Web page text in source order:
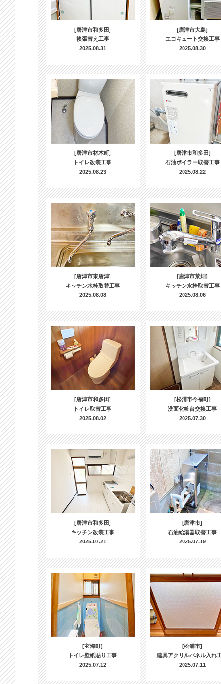
[唐津市和多田]
襖張替え工事
2025.08.31
[唐津市大島]
エコキュート交換工事
2025.08.30
[唐津市材木町]
トイレ改装工事
2025.08.23
[唐津市和多田]
石油ボイラー取替工事
2025.08.22
[唐津市東唐津]
キッチン水栓取替工事
2025.08.08
[唐津市菜畑]
キッチン水栓取替工事
2025.08.06
[唐津市和多田]
トイレ取替工事
2025.08.02
[松浦市今福町]
洗面化粧台交換工事
2025.07.30
[唐津市和多田]
キッチン改装工事
2025.07.21
[唐津市]
石油給湯器取替工事
2025.07.19
[玄海町]
トイレ壁紙貼り工事
2025.07.12
[松浦市]
建具アクリルパネル入れ
2025.07.11